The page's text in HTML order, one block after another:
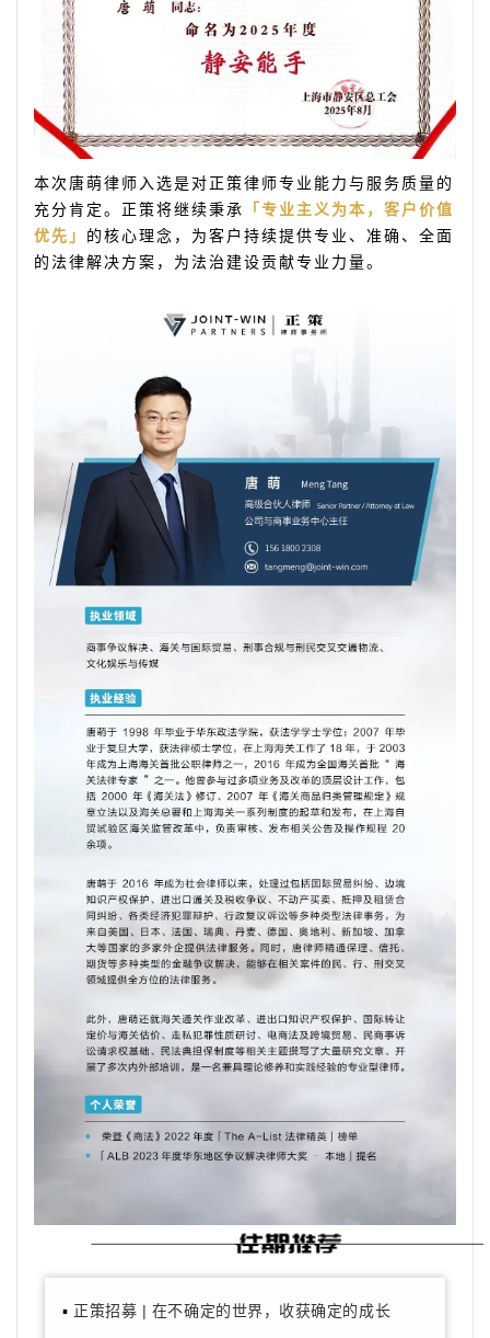
本次唐萌律师入选是对正策律师专业能力与服务质量的
充分肯定。正策将继续秉承
「专业主义为本，客户价值
优先」 的核心理念，为客户持续提供专业、准确、全面
的法律解决方案，为法治建设贡献专业力量。
▪ 正策招募 | 在不确定的世界，收获确定的成长